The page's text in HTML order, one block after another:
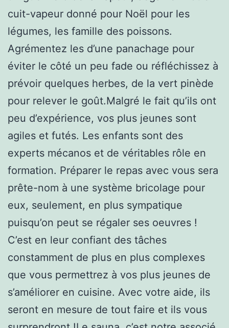
cuit-vapeur donné pour Noël pour les
légumes, les famille des poissons.
Agrémentez les d’une panachage pour
éviter le côté un peu fade ou réfléchissez à
prévoir quelques herbes, de la vert pinède
pour relever le goût.Malgré le fait qu’ils ont
peu d’expérience, vos plus jeunes sont
agiles et futés. Les enfants sont des
experts mécanos et de véritables rôle en
formation. Préparer le repas avec vous sera
prête-nom à une système bricolage pour
eux, seulement, en plus sympatique
puisqu’on peut se régaler ses oeuvres !
C’est en leur confiant des tâches
constamment de plus en plus complexes
que vous permettrez à vos plus jeunes de
s’améliorer en cuisine. Avec votre aide, ils
seront en mesure de tout faire et ils vous